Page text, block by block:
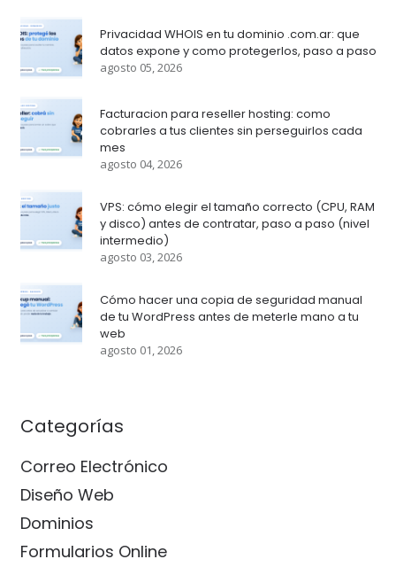
Privacidad WHOIS en tu dominio .com.ar: que
datos expone y como protegerlos, paso a paso
agosto 05, 2026
Facturacion para reseller hosting: como
cobrarles a tus clientes sin perseguirlos cada
mes
agosto 04, 2026
VPS: cómo elegir el tamaño correcto (CPU, RAM
y disco) antes de contratar, paso a paso (nivel
intermedio)
agosto 03, 2026
Cómo hacer una copia de seguridad manual
de tu WordPress antes de meterle mano a tu
web
agosto 01, 2026
Categorías
Correo Electrónico
Diseño Web
Dominios
Formularios Online